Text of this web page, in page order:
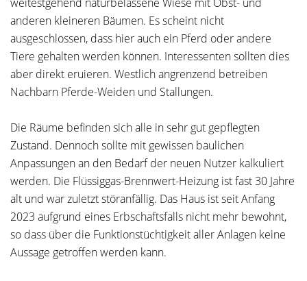
anderen kleineren Bäumen. Es scheint nicht
ausgeschlossen, dass hier auch ein Pferd oder andere
Tiere gehalten werden können. Interessenten sollten dies
aber direkt eruieren. Westlich angrenzend betreiben
Nachbarn Pferde-Weiden und Stallungen.
Die Räume befinden sich alle in sehr gut gepflegten
Zustand. Dennoch sollte mit gewissen baulichen
Anpassungen an den Bedarf der neuen Nutzer kalkuliert
werden. Die Flüssiggas-Brennwert-Heizung ist fast 30 Jahre
alt und war zuletzt störanfällig. Das Haus ist seit Anfang
2023 aufgrund eines Erbschaftsfalls nicht mehr bewohnt,
so dass über die Funktionstüchtigkeit aller Anlagen keine
Aussage getroffen werden kann.